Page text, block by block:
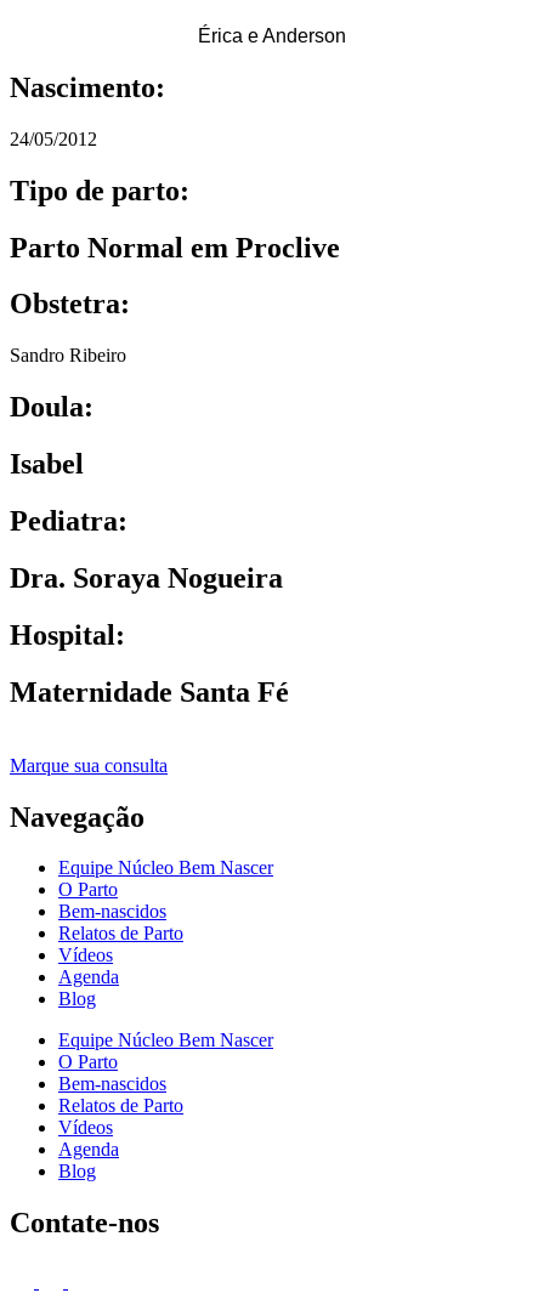
Érica e Anderson
Nascimento:
24/05/2012
Tipo de parto:
Parto Normal em Proclive
Obstetra:
Sandro Ribeiro
Doula:
Isabel
Pediatra:
Dra. Soraya Nogueira
Hospital:
Maternidade Santa Fé
Marque sua consulta
Navegação
Equipe Núcleo Bem Nascer
O Parto
Bem-nascidos
Relatos de Parto
Vídeos
Agenda
Blog
Equipe Núcleo Bem Nascer
O Parto
Bem-nascidos
Relatos de Parto
Vídeos
Agenda
Blog
Contate-nos